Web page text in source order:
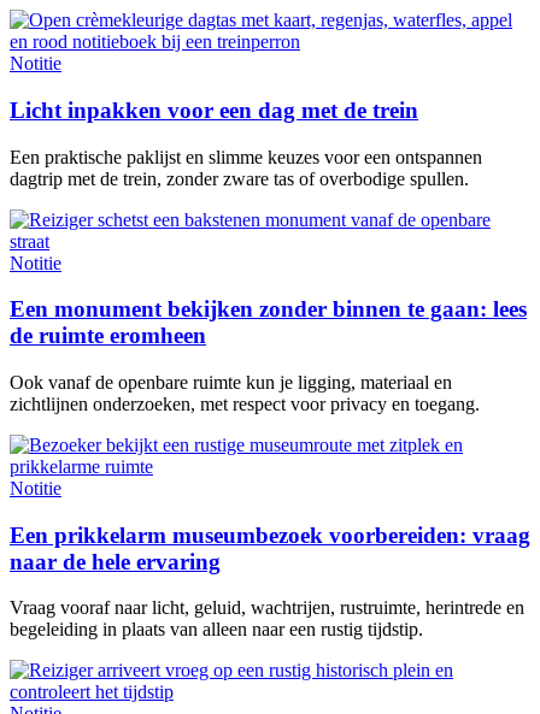
Notitie
Licht inpakken voor een dag met de trein
Een praktische paklijst en slimme keuzes voor een ontspannen
dagtrip met de trein, zonder zware tas of overbodige spullen.
Notitie
Een monument bekijken zonder binnen te gaan: lees
de ruimte eromheen
Ook vanaf de openbare ruimte kun je ligging, materiaal en
zichtlijnen onderzoeken, met respect voor privacy en toegang.
Notitie
Een prikkelarm museumbezoek voorbereiden: vraag
naar de hele ervaring
Vraag vooraf naar licht, geluid, wachtrijen, rustruimte, herintrede en
begeleiding in plaats van alleen naar een rustig tijdstip.